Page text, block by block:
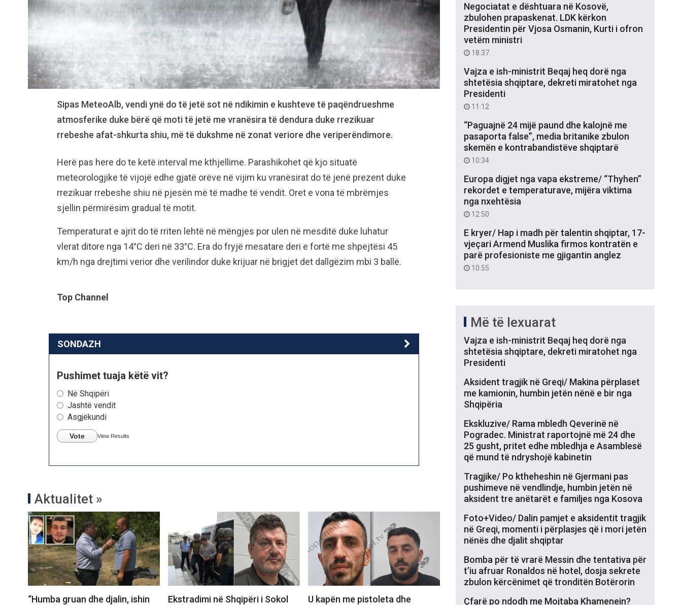
Sipas MeteoAlb, vendi ynë do të jetë sot në ndikimin e kushteve të paqëndrueshme
atmosferike duke bërë që moti të jetë me vranësira të dendura duke rrezikuar
rrebeshe afat-shkurta shiu, më të dukshme në zonat veriore dhe veriperëndimore.
Herë pas here do te ketë interval me kthjellime. Parashikohet që kjo situatë
meteorologjike të vijojë edhe gjatë orëve në vijim ku vranësirat do të jenë prezent duke
rrezikuar rrebeshe shiu në pjesën më të madhe të vendit. Oret e vona të mbrëmjes
sjellin përmirësim gradual të motit.
Temperaturat e ajrit do të rriten lehtë në mëngjes por ulen në mesditë duke luhatur
vlerat ditore nga 14°C deri në 33°C. Era do fryjë mesatare deri e fortë me shpejtësi 45
km/h nga drejtimi verior dhe verilindor duke krijuar në brigjet det dallgëzim mbi 3 ballë.
Top Channel
SONDAZH
Pushimet tuaja këtë vit?
Në Shqipëri
Jashtë vendit
Asgjëkundi
Vote View Results
Aktualitet »
“Humba gruan dhe djalin, ishin
Ekstradimi në Shqipëri i Sokol
U kapën me pistoleta dhe
Negociatat e dështuara në Kosovë,
zbulohen prapaskenat. LDK kërkon
Presidentin për Vjosa Osmanin, Kurti i ofron
vetëm ministri
18:37
Vajza e ish-ministrit Beqaj heq dorë nga
shtetësia shqiptare, dekreti miratohet nga
Presidenti
11:12
“Paguajnë 24 mijë paund dhe kalojnë me
pasaporta false”, media britanike zbulon
skemën e kontrabandistëve shqiptarë
10:34
Europa digjet nga vapa ekstreme/ “Thyhen”
rekordet e temperaturave, mijëra viktima
nga nxehtësia
12:50
E kryer/ Hap i madh për talentin shqiptar, 17-
vjeçari Armend Muslika firmos kontratën e
parë profesioniste me gjigantin anglez
10:55
Më të lexuarat
Vajza e ish-ministrit Beqaj heq dorë nga
shtetësia shqiptare, dekreti miratohet nga
Presidenti
Aksident tragjik në Greqi/ Makina përplaset
me kamionin, humbin jetën nënë e bir nga
Shqipëria
Ekskluzive/ Rama mbledh Qeverinë në
Pogradec. Ministrat raportojnë më 24 dhe
25 gusht, pritet edhe mbledhja e Asamblesë
që mund të ndryshojë kabinetin
Tragjike/ Po ktheheshin në Gjermani pas
pushimeve në vendlindje, humbin jetën në
aksident tre anëtarët e familjes nga Kosova
Foto+Video/ Dalin pamjet e aksidentit tragjik
në Greqi, momenti i përplasjes që i mori jetën
nënës dhe djalit shqiptar
Bomba për të vrarë Messin dhe tentativa për
t’iu afruar Ronaldos në hotel, dosja sekrete
zbulon kërcënimet që tronditën Botërorin
Çfarë po ndodh me Mojtaba Khamenein?